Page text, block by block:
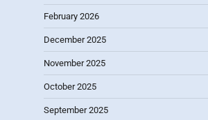
February 2026
December 2025
November 2025
October 2025
September 2025